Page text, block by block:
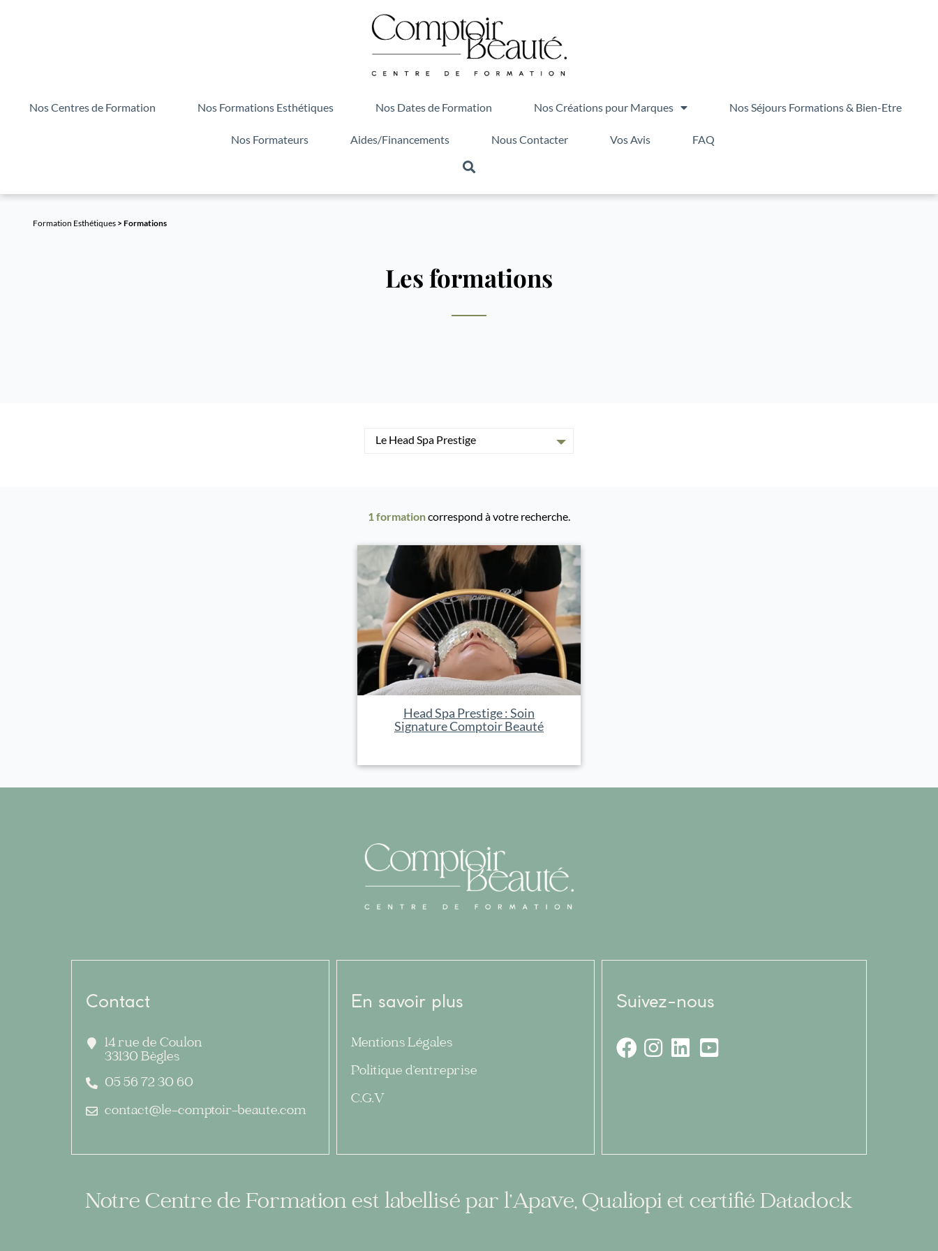
Nos Centres de Formation Nos Formations Esthétiques Nos Dates de Formation Nos Créations pour Marques Nos Séjours Formations & Bien-Etre
Nos Formateurs Aides/Financements Nous Contacter Vos Avis FAQ
Formation Esthétiques > Formations
Les formations
Le Head Spa Prestige
1 formationcorrespond à votre recherche.
Head Spa Prestige : Soin
Signature Comptoir Beauté
Contact
14 rue de Coulon
33130 Bègles
05 56 72 30 60
contact@le-comptoir-beaute.com
En savoir plus
Mentions Légales
Politique d’entreprise
C.G.V
Suivez-nous
Notre Centre de Formation est labellisé par l’Apave, Qualiopi et certifié Datadock